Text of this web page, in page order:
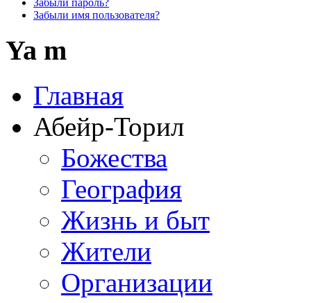
Забыли имя пользователя?
Ya m
Главная
Абейр-Торил
Божества
География
Жизнь и быт
Жители
Организации